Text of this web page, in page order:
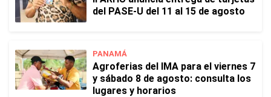
del PASE-U del 11 al 15 de agosto
PANAMÁ
Agroferias del IMA para el viernes 7
y sábado 8 de agosto: consulta los
lugares y horarios